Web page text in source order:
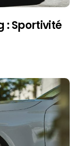
: Sportivité